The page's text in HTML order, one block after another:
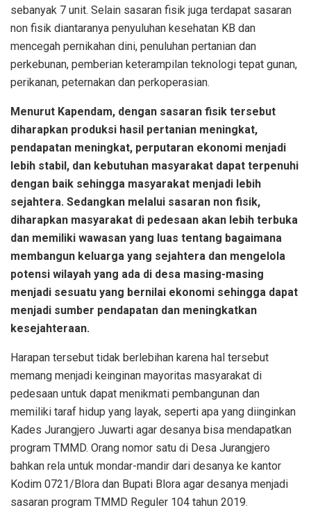
sebanyak 7 unit. Selain sasaran fisik juga terdapat sasaran
non fisik diantaranya penyuluhan kesehatan KB dan
mencegah pernikahan dini, penuluhan pertanian dan
perkebunan, pemberian keterampilan teknologi tepat gunan,
perikanan, peternakan dan perkoperasian.
Menurut Kapendam, dengan sasaran fisik tersebut
diharapkan produksi hasil pertanian meningkat,
pendapatan meningkat, perputaran ekonomi menjadi
lebih stabil, dan kebutuhan masyarakat dapat terpenuhi
dengan baik sehingga masyarakat menjadi lebih
sejahtera. Sedangkan melalui sasaran non fisik,
diharapkan masyarakat di pedesaan akan lebih terbuka
dan memiliki wawasan yang luas tentang bagaimana
membangun keluarga yang sejahtera dan mengelola
potensi wilayah yang ada di desa masing-masing
menjadi sesuatu yang bernilai ekonomi sehingga dapat
menjadi sumber pendapatan dan meningkatkan
kesejahteraan.
Harapan tersebut tidak berlebihan karena hal tersebut
memang menjadi keinginan mayoritas masyarakat di
pedesaan untuk dapat menikmati pembangunan dan
memiliki taraf hidup yang layak, seperti apa yang diinginkan
Kades Jurangjero Juwarti agar desanya bisa mendapatkan
program TMMD. Orang nomor satu di Desa Jurangjero
bahkan rela untuk mondar-mandir dari desanya ke kantor
Kodim 0721/Blora dan Bupati Blora agar desanya menjadi
sasaran program TMMD Reguler 104 tahun 2019.